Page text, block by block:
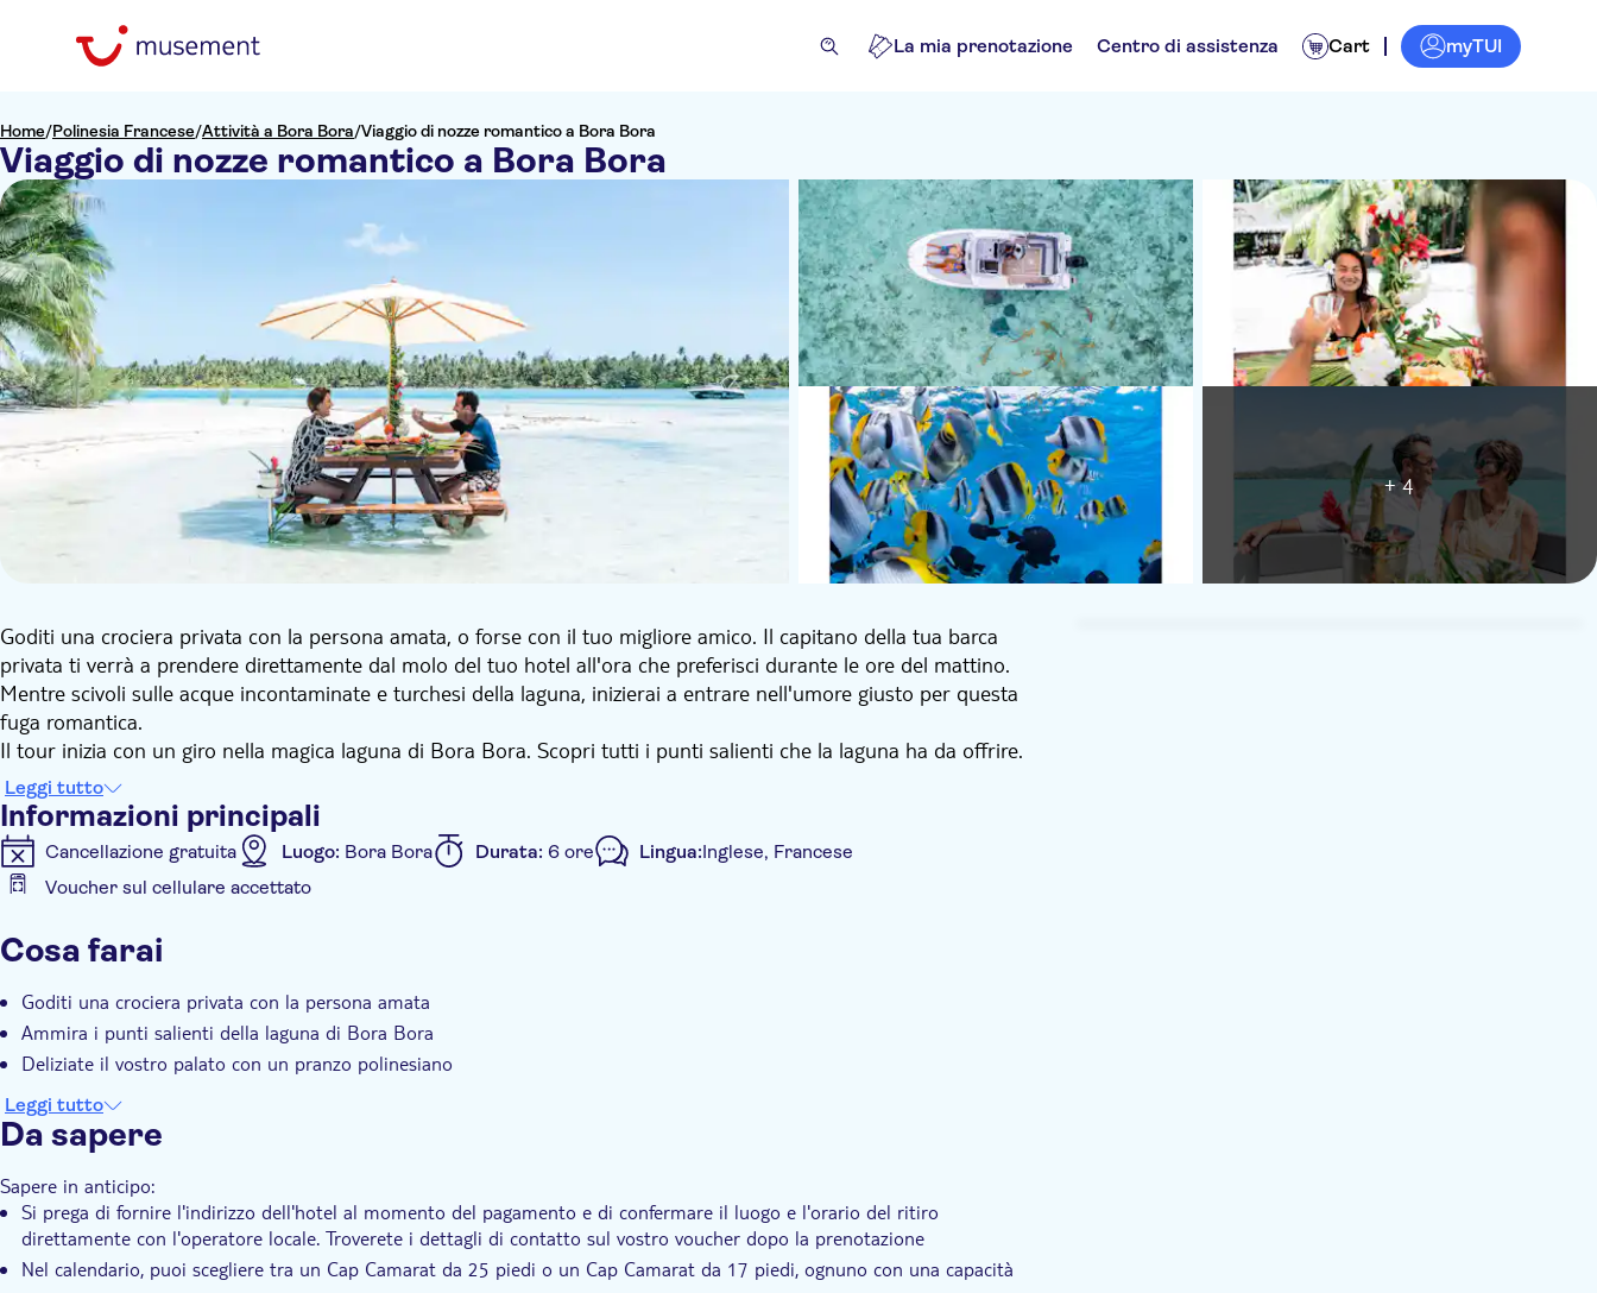
La mia prenotazione Centro di assistenza Cart myTUI
Home/Polinesia Francese/Attività a Bora Bora/Viaggio di nozze romantico a Bora Bora
Viaggio di nozze romantico a Bora Bora
+ 4
Goditi una crociera privata con la persona amata, o forse con il tuo migliore amico. Il capitano della tua barca
privata ti verrà a prendere direttamente dal molo del tuo hotel all'ora che preferisci durante le ore del mattino.
Mentre scivoli sulle acque incontaminate e turchesi della laguna, inizierai a entrare nell'umore giusto per questa
fuga romantica.
Il tour inizia con un giro nella magica laguna di Bora Bora. Scopri tutti i punti salienti che la laguna ha da offrire.
Fai snorkeling e nuota con colorati pesci tropicali e lascia che il tuo cuore salti un battito mentre galleggi con i
famosi squali pinna nera e le razze simili a cani nelle secche della laguna.
Dopo il tour, vi dirigerete verso un appartato motu (isolotto privato) dove vi attende il pranzo. Gustatevi un
delizioso pasto polinesiano con una scelta di insalate, pesce, carne alla griglia e altre specialità polinesiane. Dopo
pranzo, potrete fare un pisolino sulla vostra spiaggia privata, o magari guadare o nuotare nelle acque poco
La tua guida per la giornata ti spiegherà come vengono cucinate ciascuna di queste delizie locali, insieme ad altri
prima di tornare in barca per un rilassante viaggio di ritorno al tuo hotel.
Leggi tutto
Informazioni principali
Cancellazione gratuita Luogo: Bora Bora Durata: 6 ore Lingua:Inglese, Francese
Voucher sul cellulare accettato
Conferma istantanea
Cosa farai
Goditi una crociera privata con la persona amata
Ammira i punti salienti della laguna di Bora Bora
Deliziate il vostro palato con un pranzo polinesiano
Leggi tutto
Da sapere
Sapere in anticipo:
Si prega di fornire l'indirizzo dell'hotel al momento del pagamento e di confermare il luogo e l'orario del ritiro
direttamente con l'operatore locale. Troverete i dettagli di contatto sul vostro voucher dopo la prenotazione
Nel calendario, puoi scegliere tra un Cap Camarat da 25 piedi o un Cap Camarat da 17 piedi, ognuno con una capacità